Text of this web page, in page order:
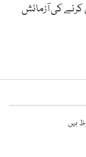
کی آزمائش
ہیں